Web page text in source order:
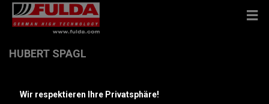
HUBERT SPAGL
Thonbach 1 , 83562 RECHTMEHRING
Wir respektieren Ihre Privatsphäre!